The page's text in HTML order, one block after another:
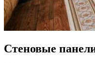
Стеновые